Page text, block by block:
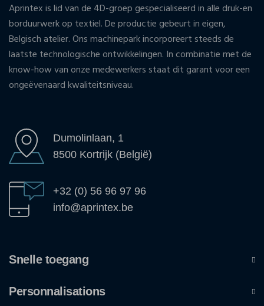
Aprintex is lid van de 4D-groep gespecialiseerd in alle druk-en
borduurwerk op textiel. De productie gebeurt in eigen,
Belgisch atelier. Ons machinepark incorporeert steeds de
laatste technologische ontwikkelingen. In combinatie met de
know-how van onze medewerkers staat dit garant voor een
ongeëvenaard kwaliteitsniveau.
Dumolinlaan, 1
8500 Kortrijk (België)
+32 (0) 56 96 97 96
info@aprintex.be
Snelle toegang
Personnalisations